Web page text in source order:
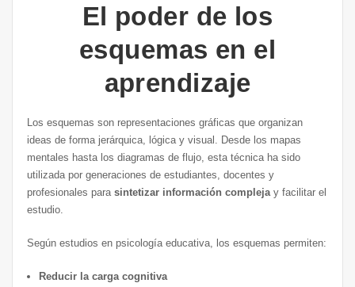
El poder de los
esquemas en el
aprendizaje
Los esquemas son representaciones gráficas que organizan
ideas de forma jerárquica, lógica y visual. Desde los mapas
mentales hasta los diagramas de flujo, esta técnica ha sido
utilizada por generaciones de estudiantes, docentes y
profesionales para sintetizar información complejay facilitar el
estudio.
Según estudios en psicología educativa, los esquemas permiten:
Reducir la carga cognitiva